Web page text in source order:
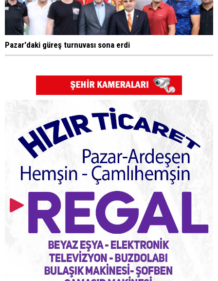
Pazar'daki güreş turnuvası sona erdi